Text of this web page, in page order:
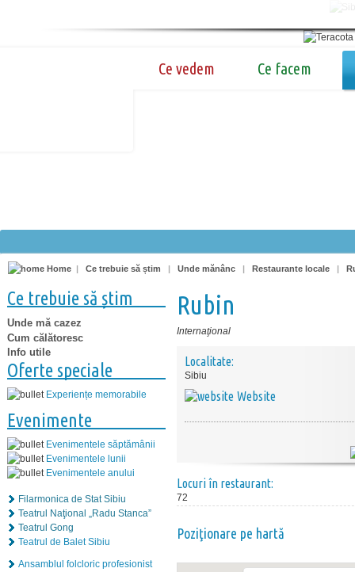
Ce vedem Ce facem
Home | Ce trebuie să știm | Unde mănânc | Restaurante locale |
Ce trebuie să știm
Unde mă cazez
Cum călătoresc
Info utile
Oferte speciale
Experiențe memorabile
Evenimente
Evenimentele săptămânii
Evenimentele lunii
Evenimentele anului
Filarmonica de Stat Sibiu
Teatrul Naţional „Radu Stanca”
Teatrul Gong
Teatrul de Balet Sibiu
Ansamblul folcloric profesionist
Rubin
Internaţional
Localitate:
Sibiu
Website
Locuri în restaurant:
72
Poziţionare pe hartă